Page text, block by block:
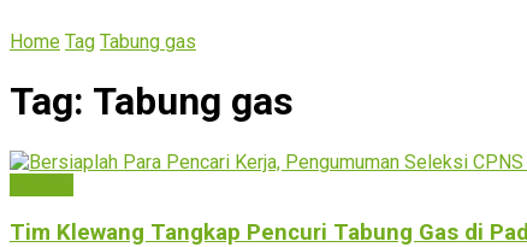
Home Tag Tabung gas
Tag: Tabung gas
Tim Klewang Tangkap Pencuri Tabung Gas di